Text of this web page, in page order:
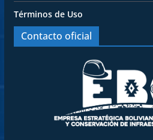
Términos de Uso
Contacto oficial